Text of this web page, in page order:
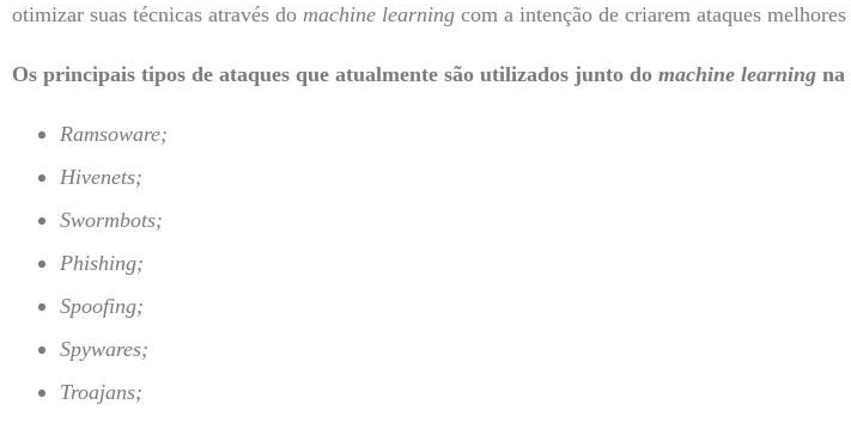
otimizar suas técnicas através do machine learning com a intenção de criarem ataques
Os principais tipos de ataques que atualmente são utilizados junto do machine learning na
Ramsoware;
Hivenets;
Swormbots;
Phishing;
Spoofing;
Spywares;
Troajans;